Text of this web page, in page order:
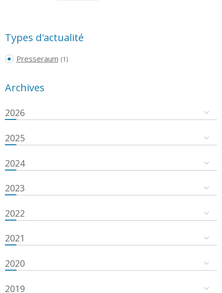
Types d'actualité
Presseraum (1)
Archives
2026
2025
2024
2023
2022
2021
2020
2019